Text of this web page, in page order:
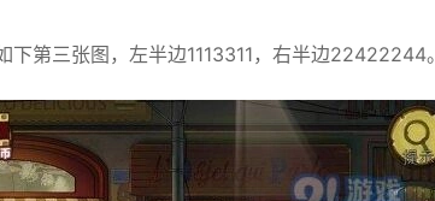
第三张图，左半边1113311，右半边22422244。